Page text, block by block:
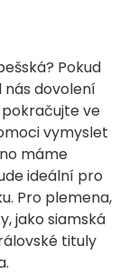
Pokud
dovolení
ve
vymyslet
máme
ideální pro
Pro plemena,
jako siamská
tituly